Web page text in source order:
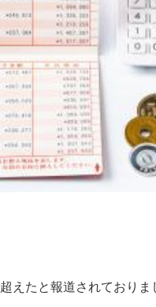
えたと報道されておりま